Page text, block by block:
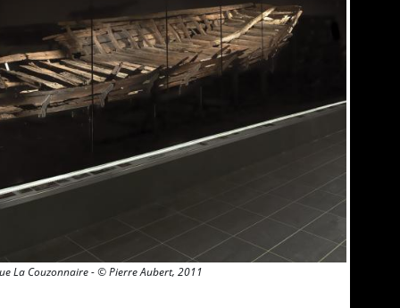
La Couzonnaire - © Pierre Aubert, 2011